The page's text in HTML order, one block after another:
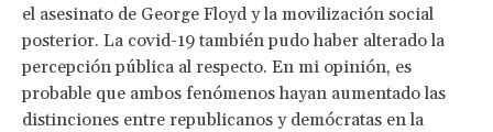
el asesinato de George Floyd y la movilización social
posterior. La covid-19 también pudo haber alterado la
percepción pública al respecto. En mi opinión, es
probable que ambos fenómenos hayan aumentado las
distinciones entre republicanos y demócratas en la